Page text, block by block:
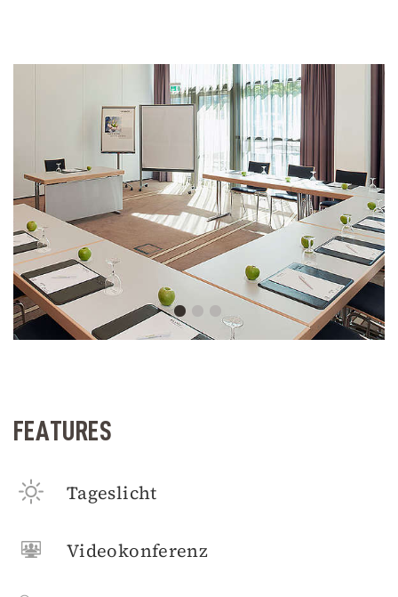
FEATURES
Tageslicht
Videokonferenz